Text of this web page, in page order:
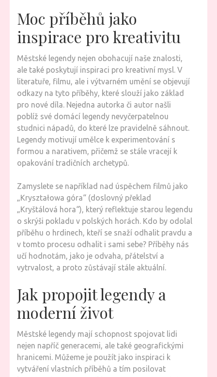
Moc příběhů jako
inspirace pro kreativitu
Městské legendy nejen obohacují naše znalosti,
ale také poskytují inspiraci pro kreativní mysl. V
literatuře, filmu, ale i výtvarném umění se objevují
odkazy na tyto příběhy, které slouží jako základ
pro nové díla. Nejedna autorka či autor našli
poblíž své domácí legendy nevyčerpatelnou
studnici nápadů, do které lze pravidelně sáhnout.
Legendy motivují umělce k experimentování s
formou a narativem, přičemž se stále vracejí k
opakování tradičních archetypů.
Zamyslete se například nad úspěchem filmů jako
„Kryształowa góra“ (doslovný překlad
„Kryštálová hora“), který reflektuje starou legendu
o skrýši pokladu v polských horách. Kdo by odolal
příběhu o hrdinech, kteří se snaží odhalit pravdu a
v tomto procesu odhalit i sami sebe? Příběhy nás
učí hodnotám, jako je odvaha, přátelství a
vytrvalost, a proto zůstávají stále aktuální.
Jak propojit legendy a
moderní život
Městské legendy mají schopnost spojovat lidi
nejen napříč generacemi, ale také geografickými
hranicemi. Můžeme je použít jako inspiraci k
vytváření vlastních příběhů a tím posilovat